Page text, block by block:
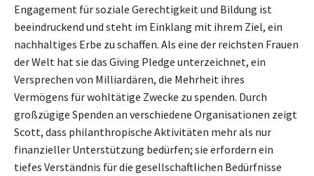
Engagement für soziale Gerechtigkeit und Bildung ist
beeindruckend und steht im Einklang mit ihrem Ziel, ein
nachhaltiges Erbe zu schaffen. Als eine der reichsten Frauen
der Welt hat sie das Giving Pledge unterzeichnet, ein
Versprechen von Milliardären, die Mehrheit ihres
Vermögens für wohltätige Zwecke zu spenden. Durch
großzügige Spenden an verschiedene Organisationen zeigt
Scott, dass philanthropische Aktivitäten mehr als nur
finanzieller Unterstützung bedürfen; sie erfordern ein
tiefes Verständnis für die gesellschaftlichen Bedürfnisse